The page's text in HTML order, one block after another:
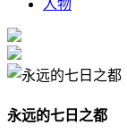
人物
永远的七日之都